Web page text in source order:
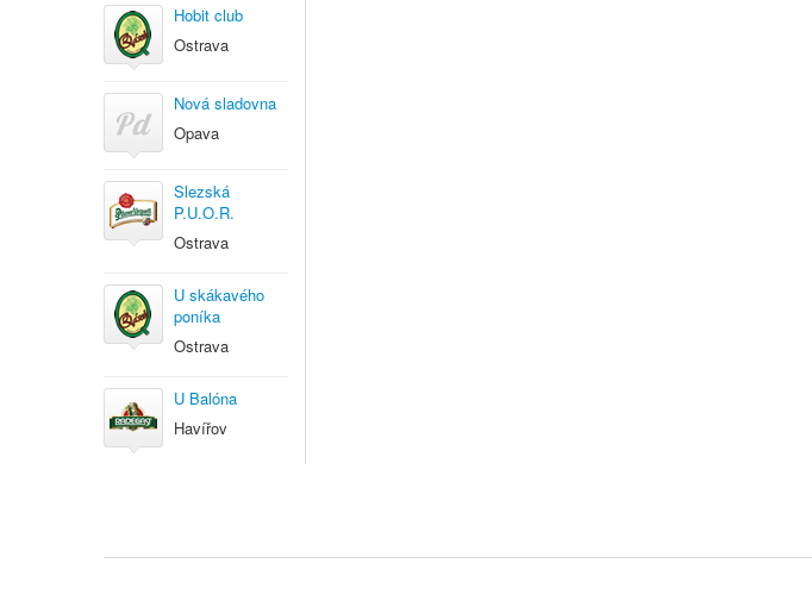
Hobit club
Ostrava
Nová sladovna
Opava
Slezská
P.U.O.R.
Ostrava
U skákavého
poníka
Ostrava
U Balóna
Havířov